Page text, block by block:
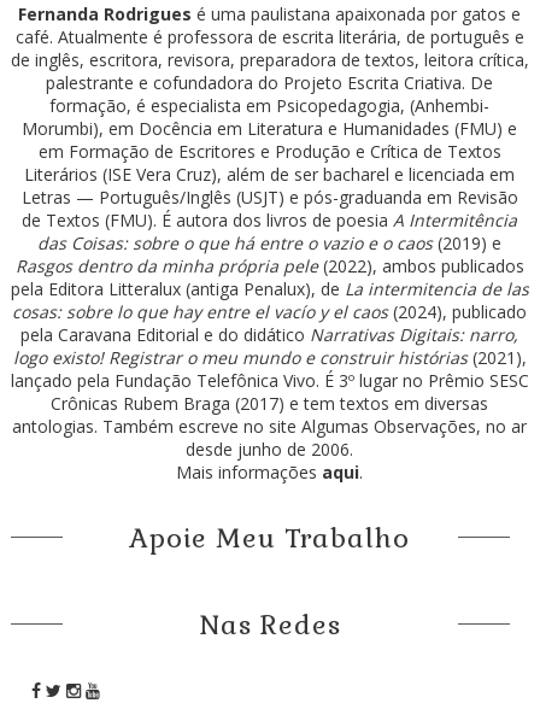
Fernanda Rodrigues é uma paulistana apaixonada por gatos e
café. Atualmente é professora de escrita literária, de português e
de inglês, escritora, revisora, preparadora de textos, leitora crítica,
palestrante e cofundadora do Projeto Escrita Criativa. De
formação, é especialista em Psicopedagogia, (Anhembi-
Morumbi), em Docência em Literatura e Humanidades (FMU) e
em Formação de Escritores e Produção e Crítica de Textos
Literários (ISE Vera Cruz), além de ser bacharel e licenciada em
Letras — Português/Inglês (USJT) e pós-graduanda em Revisão
de Textos (FMU). É autora dos livros de poesia A Intermitência
das Coisas: sobre o que há entre o vazio e o caos(2019) e
Rasgos dentro da minha própria pele(2022), ambos publicados
pela Editora Litteralux (antiga Penalux), de La intermitencia de las
cosas: sobre lo que hay entre el vacío y el caos(2024), publicado
pela Caravana Editorial e do didático Narrativas Digitais: narro,
logo existo! Registrar o meu mundo e construir histórias(2021),
lançado pela Fundação Telefônica Vivo. É 3º lugar no Prêmio SESC
Crônicas Rubem Braga (2017) e tem textos em diversas
antologias. Também escreve no site Algumas Observações, no ar
desde junho de 2006.
Mais informações aqui.
Apoie Meu Trabalho
Nas Redes